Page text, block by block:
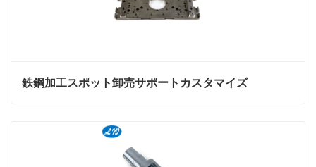
鉄鋼加工スポット卸売サポートカスタマイズ